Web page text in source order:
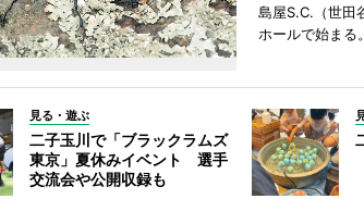
島屋S.C.（世田
ホールで始まる。
見る・遊ぶ
二子玉川で「ブラックラムズ
東京」夏休みイベント 選手
交流会や公開収録も